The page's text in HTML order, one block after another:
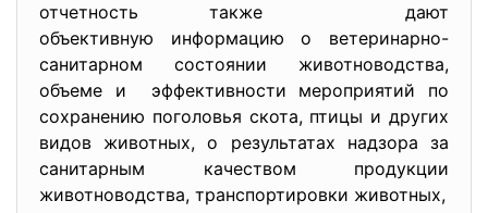
отчетность также дают
объективную информацию о ветеринарно-
санитарном состоянии животноводства,
объеме и эффективности мероприятий по
сохранению поголовья скота, птицы и других
видов животных, о результатах надзора за
санитарным качеством продукции
животноводства, транспортировки животных,